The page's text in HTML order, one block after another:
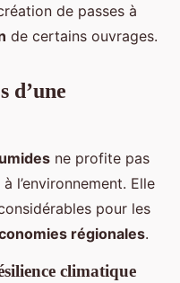
de passes à
de certains ouvrages.
d’une
ne profite pas
l’environnement. Elle
pour les
régionales.
climatique